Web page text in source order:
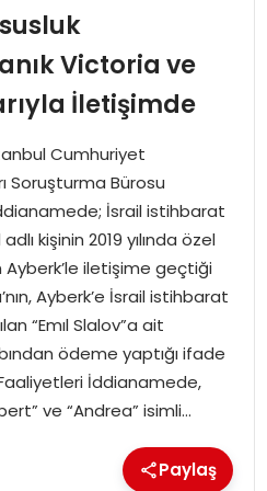
Victoria ve
İletişimde
Cumhuriyet
Soruşturma Bürosu
İsrail istihbarat
kişinin 2019 yılında özel
iletişime geçtiği
Ayberk’e İsrail istihbarat
“Emıl Slalov”a ait
ödeme yaptığı ifade
İddianamede,
ve “Andrea” isimli…
Paylaş